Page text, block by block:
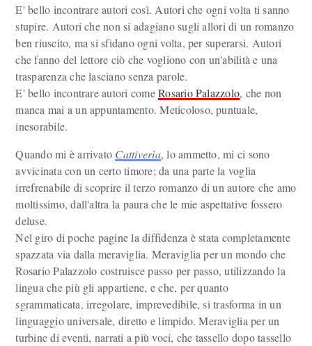
E' bello incontrare autori così. Autori che ogni volta ti sanno
stupire. Autori che non si adagiano sugli allori di un romanzo
ben riuscito, ma si sfidano ogni volta, per superarsi. Autori
che fanno del lettore ciò che vogliono con un'abilità e una
trasparenza che lasciano senza parole.
E' bello incontrare autori comeRosario Palazzolo, che non
manca mai a un appuntamento. Meticoloso, puntuale,
inesorabile.
Quando mi è arrivato Cattiverìa, lo ammetto, mi ci sono
avvicinata con un certo timore; da una parte la voglia
irrefrenabile di scoprire il terzo romanzo di un autore che amo
moltissimo, dall'altra la paura che le mie aspettative fossero
deluse.
Nel giro di poche pagine la diffidenza è stata completamente
spazzata via dalla meraviglia. Meraviglia per un mondo che
Rosario Palazzolo costruisce passo per passo, utilizzando la
lingua che più gli appartiene, e che, per quanto
sgrammaticata, irregolare, imprevedibile, si trasforma in un
linguaggio universale, diretto e limpido. Meraviglia per un
turbine di eventi, narrati a più voci, che tassello dopo tassello